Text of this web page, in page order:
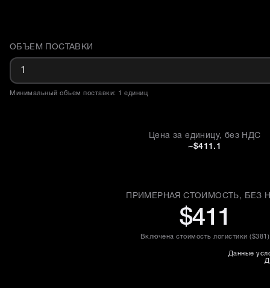
Доставка и объем поставки
ОБЪЕМ ПОСТАВКИ
Минимальный объем поставки: 1 единиц
Цена за единицу, без НДС
~$411.1
ПРИМЕРНАЯ СТОИМОСТЬ, БЕЗ
$411
Включена стоимость логистики ($381 )
Данные